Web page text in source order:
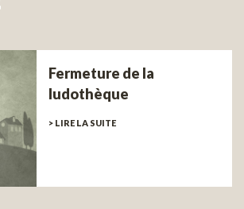
Fermeture de la
ludothèque
> LIRE LA SUITE